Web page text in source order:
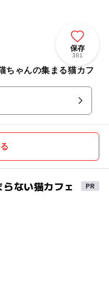
保存
381
ちゃんの集まる猫カフ
ない猫カフェ